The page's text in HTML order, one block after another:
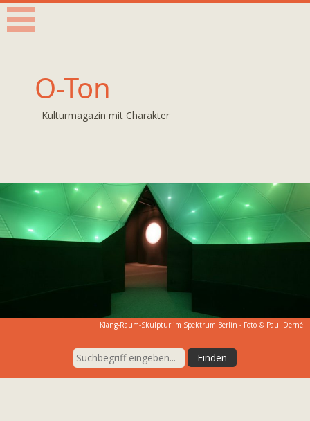
O-Ton
Kulturmagazin mit Charakter
Klang-Raum-Skulptur im Spektrum Berlin - Foto © Paul Derné